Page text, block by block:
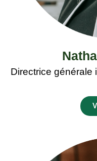
Directrice générale